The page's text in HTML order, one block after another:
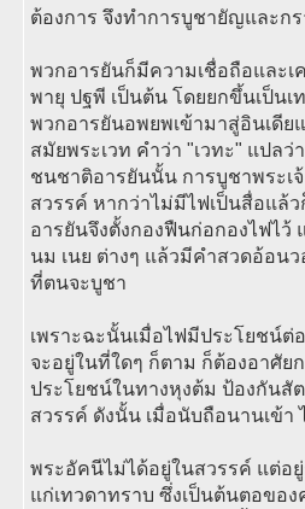
ต้องการ จึงทำการบูชายัญและก
พวกอารยันก็มีความเชื่อถือและเ
พายุ ปฐพี เป็นต้น โดยยกขึ้นเป็น
พวกอารยันอพยพเข้ามาสู่อินเดีย
สมัยพระเวท คำว่า "เวทะ" แปล
ชนชาติอารยันนั้น การบูชาพระเ
สวรรค์ หากว่าไม่มีไฟเป็นสื่อแล้
อารยันจึงตั้งกองฟืนก่อกองไฟไว้
นม เนย ต่างๆ แล้วมีคำสวดอ้อน
ที่ตนจะบูชา
เพราะฉะนั้นเมื่อไฟมีประโยชน์
จะอยู่ในที่ใดๆ ก็ตาม ก็ต้องอาศัย
ประโยชน์ในทางหุงต้ม ป้องกันสั
สวรรค์ ดังนั้น เมื่อนับถือนานเข้า
พระอัคนีไม่ได้อยู่ในสวรรค์ แต่อ
แก่เทวดาทราบ ซึ่งเป็นต้นตอขอ